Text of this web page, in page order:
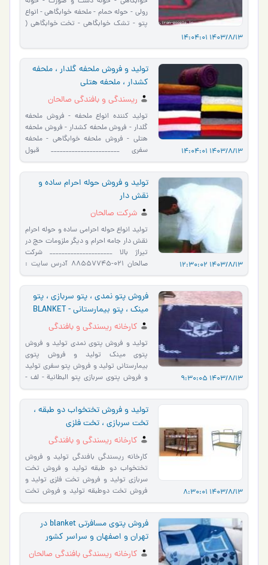
1403/8/13 14:04:01
رولی - حوله حمام - ملحفه خوابگاهی - انواع
پتو - تشک خوابگاهی - تخت خوابگاهی (
1403/8/13 14:04:01
تولید و فروش ملحفه گلدار ، ملحفه
کشدار ، ملحفه هتلی
ریسندگی و بافندگی صالحان
تولید کننده انواع ملحفه - فروش ملحفه
گلدار - فروش ملحفه کشدار - فروش ملحفه
هتلی - فروش ملحفه خوابگاهی - ملحفه
سفری _______________________ قبول
سفارش از کلیه سازمان ها و ارگ…
1403/8/13 12:30:02
تولید و فروش حوله احرام ساده و
نقش دار
شرکت صالحان
تولید انواع حوله احرامی ساده و حوله احرام
نقش دار جامه احرام و دیگر ملزومات حج در
تیراژ بالا _____________________ شرکت
صالحان 021-88557745 آدرس سایت :
www.salehanco.com آدرس ایمیل
info@sale…
1403/8/13 9:30:05
فروش پتو نمدی ، پتو سربازی ، پتو
مینک ، پتو بیمارستانی - BLANKET
کارخانه ریسندگی و بافندگی
صالحان
تولید و فروش پتوی نمدی تولید و فروش
پتوی مینک تولید و فروش پتوی
بیمارستانی تولید و فروش پتو سفری تولید
و فروش پتوی سربازی پتو البطانیة - لف -
BLANKET ارسال به سر تاسر �…
1403/8/13 8:30:01
تولید و فروش تختخواب دو طبقه ،
تخت سربازی ، تخت فلزی
کارخانه ریسندگی و بافندگی
صالحان
کارخانه ریسندگی بافندگی تولید و فروش
تختخواب دو طبقه تولید و فروش تخت
سربازی تولید و فروش تخت فلزی تولید و
فروش تخت دوطبقه تولید و فروش تخت
خوابگاهی __________________ آ…
فروش پتوی مسافرتی blanket در
تهران و اصفهان و سراسر کشور
کارخانه ریسندگی بافندگی صالحان